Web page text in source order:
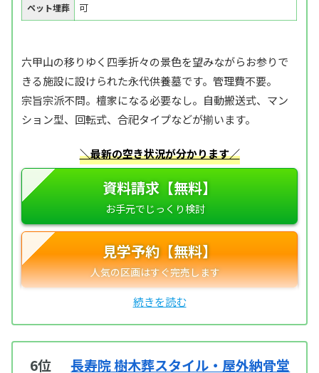
ペット埋葬 可
六甲山の移りゆく四季折々の景色を望みながらお参りで
きる施設に設けられた永代供養墓です。管理費不要。
宗旨宗派不問。檀家になる必要なし。自動搬送式、マン
ション型、回転式、合祀タイプなどが揃います。
＼最新の空き状況が分かります／
資料請求【無料】
見学予約【無料】
6位 長寿院 樹木葬スタイル・屋外納骨堂